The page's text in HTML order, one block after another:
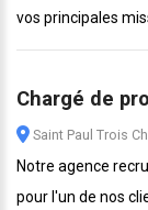
vos principales
Chargé de
Saint Paul Trois
Notre agence
pour l'un de nos